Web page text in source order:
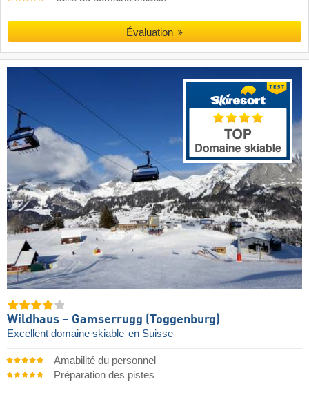
Évaluation
Wildhaus – Gamserrugg (Toggenburg)
Excellent domaine skiable en Suisse
Amabilité du personnel
Préparation des pistes